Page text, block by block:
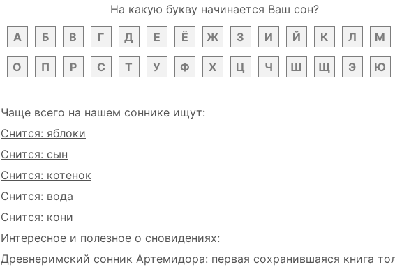
На какую букву начинается Ваш сон?
А
Б В Г Д Е Ё Ж З И Й К Л М
О П Р С Т У Ф Х Ц Ч Ш Щ Э Ю
Чаще всего на нашем соннике ищут:
Снится: яблоки
Снится: сын
Снится: котенок
Снится: вода
Снится: кони
Интересное и полезное о сновидениях:
Древнеримский сонник Артемидора: первая сохранившаяся книга